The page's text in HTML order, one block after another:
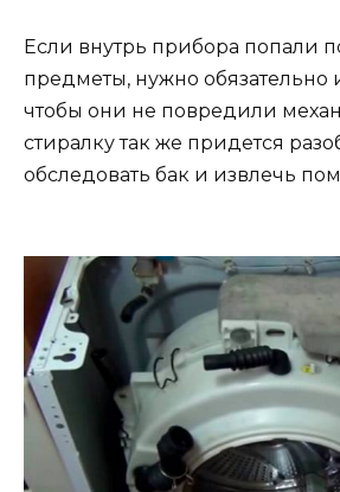
Если внутрь прибора попали
предметы, нужно обязательно
чтобы они не повредили
стиралку так же придется
обследовать бак и извлечь